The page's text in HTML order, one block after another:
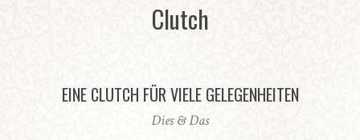
Clutch
EINE CLUTCH FÜR VIELE GELEGENHEITEN
Dies & Das